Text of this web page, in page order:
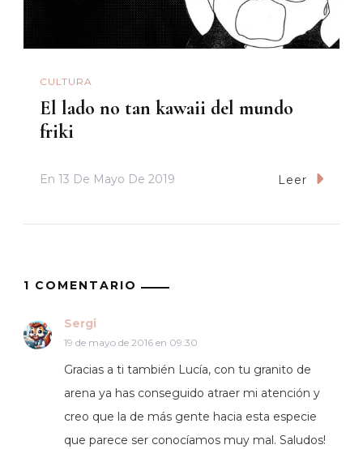
CULTURA
El lado no tan kawaii del mundo
friki
En 13 De Mayo De 2019 Leer
1 COMENTARIO
Sergi
19 de mayo de 2016 en 09:30
Gracias a ti también Lucía, con tu granito de
arena ya has conseguido atraer mi atención y
creo que la de más gente hacia esta especie
que parece ser conocíamos muy mal. Saludos!